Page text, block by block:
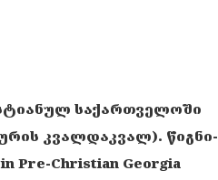
საქართველოში
კვალდაკვალ). წიგნი-
Pre-Christian Georgia